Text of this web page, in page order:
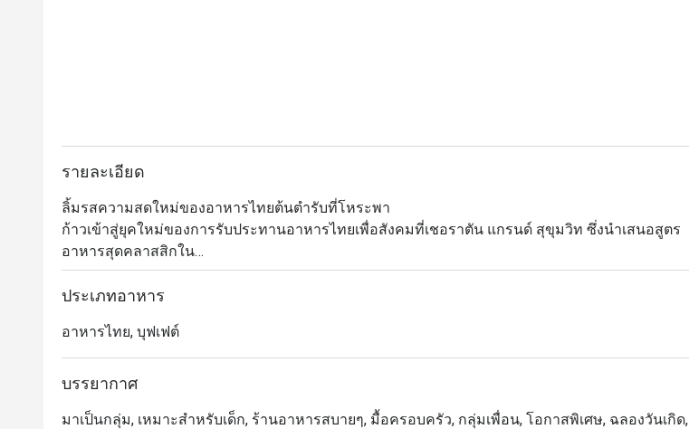
รายละเอียด
ลิ้มรสความสดใหม่ของอาหารไทยต้นตำรับที่โหระพา
ก้าวเข้าสู่ยุคใหม่ของการรับประทานอาหารไทยเพื่อสังคมที่เชอราตัน แกรนด์ สุขุมวิท ซึ่งนำเสนอสูตร
อาหารสุดคลาสสิกใน
มีสไตล์ร่วมสมัยใจกลางกรุงเทพฯ
ค้นพบอาหารเก่าแก่ที่ปรุงขึ้นอย่างเชี่ยวชาญโดยใช้วัตถุดิบในท้องถิ่นและยั่งยืน และนำเสนอใน
ไม่ว่าคุณจะกำลังมองหาอาหารกลางวันแบบสบาย ๆ กับเพื่อน ๆ หรืออาหารเย็นที่น่าจดจำ ใบโหระพา
จะคงอยู่ตลอดไป
ความประทับใจ.
ประเภทอาหาร
อาหารไทย, บุฟเฟต์
บรรยากาศ
มาเป็นกลุ่ม, เหมาะสำหรับเด็ก, ร้านอาหารสบายๆ, มื้อครอบครัว, กลุ่มเพื่อน, โอกาสพิเศษ, ฉลองวันเกิด,